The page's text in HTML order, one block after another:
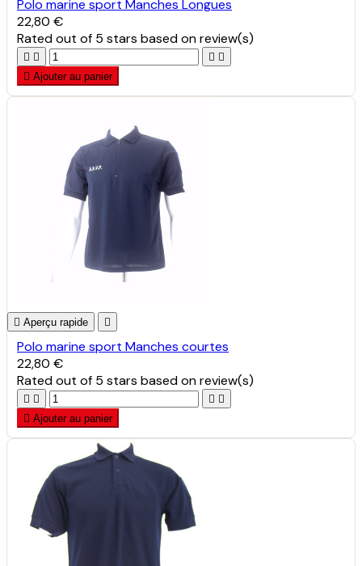
Polo marine sport Manches Longues
22,80 €
Ratedout of 5 stars based onreview(s)
   
 Ajouter au panier
 Aperçu rapide 
Polo marine sport Manches courtes
22,80 €
Ratedout of 5 stars based onreview(s)
   
 Ajouter au panier